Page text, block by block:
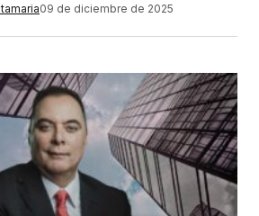
09 de diciembre de 2025